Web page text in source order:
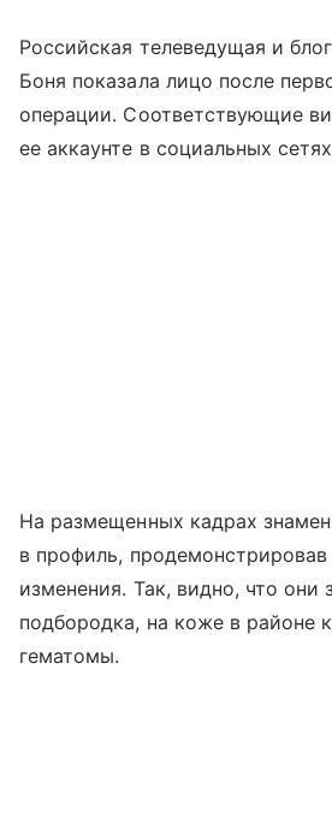
Российская телеведущая и
Боня показала лицо после
операции. Соответствующие
ее аккаунте в социальных
На размещенных кадрах
в профиль,
изменения. Так, видно, что они
подбородка, на коже в районе
гематомы.